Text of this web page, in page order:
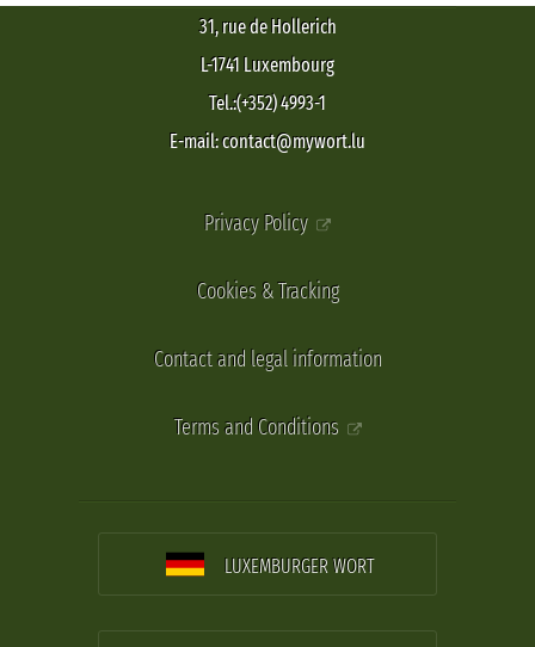
31, rue de Hollerich
L-1741 Luxembourg
Tel.:(+352) 4993-1
E-mail: contact@mywort.lu
Privacy Policy
Cookies & Tracking
Contact and legal information
Terms and Conditions
LUXEMBURGER WORT